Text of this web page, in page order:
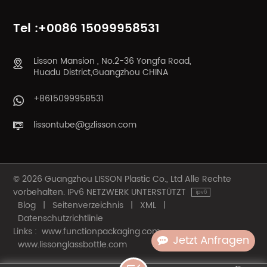
Jetzt Anfragen
Tel :+0086 15099958531
Lisson Mansion , No.2-36 Yongfa Road,
Huadu District,Guangzhou CHINA
+8615099958531
lissontube@gzlisson.com
© 2026 Guangzhou LISSON Plastic Co., Ltd Alle Rechte
vorbehalten. IPv6 NETZWERK UNTERSTÜTZT
Blog | Seitenverzeichnis | XML |
Datenschutzrichtlinie
Links : www.functionpackaging.com
www.lissonglassbottle.com